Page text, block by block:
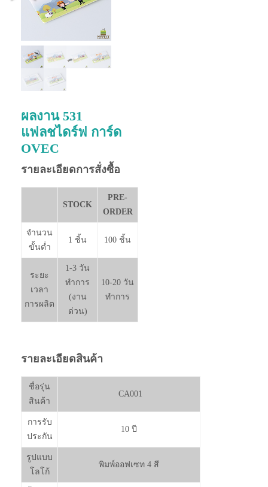
ผลงาน 531
แฟลชไดร์ฟ การ์ด
OVEC
รายละเอียดการสั่งซื้อ
STOCK
PRE-
ORDER
จำนวน
ขั้นต่ำ
1 ชิ้น 100 ชิ้น
ระยะ
เวลา
การผลิต
1-3 วัน
ทำการ
(งาน
ด่วน)
10-20 วัน
ทำการ
รายละเอียดสินค้า
ชื่อรุ่น
สินค้า
CA001
การรับ
ประกัน
10 ปี
รูปแบบ
โลโก้
พิมพ์ออฟเซท 4 สี